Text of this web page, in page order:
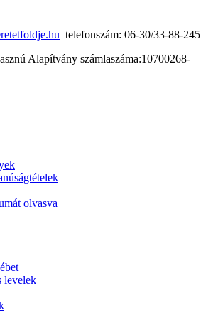
telefonszám: 06-30/33-88-245
Alapítvány számlaszáma:10700268-
olvasva
levelek